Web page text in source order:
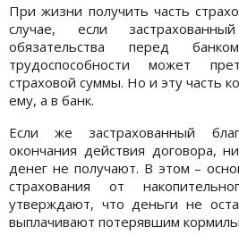
При жизни получить часть
случае, если
обязательства перед
трудоспособности может
страховой суммы. Но и эту часть
ему, а в банк.
Если же застрахованный
окончания действия договора,
денег не получают. В этом –
страхования от
утверждают, что деньги не
выплачивают потерявшим